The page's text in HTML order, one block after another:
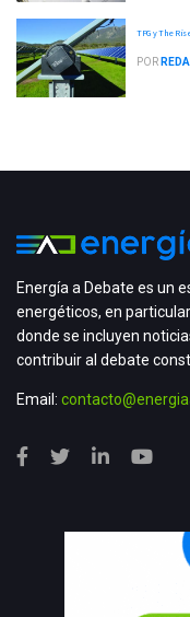
TPG y The
POR
Energía a Debate es un
energéticos, en
donde se incluyen
contribuir al debate
Email: